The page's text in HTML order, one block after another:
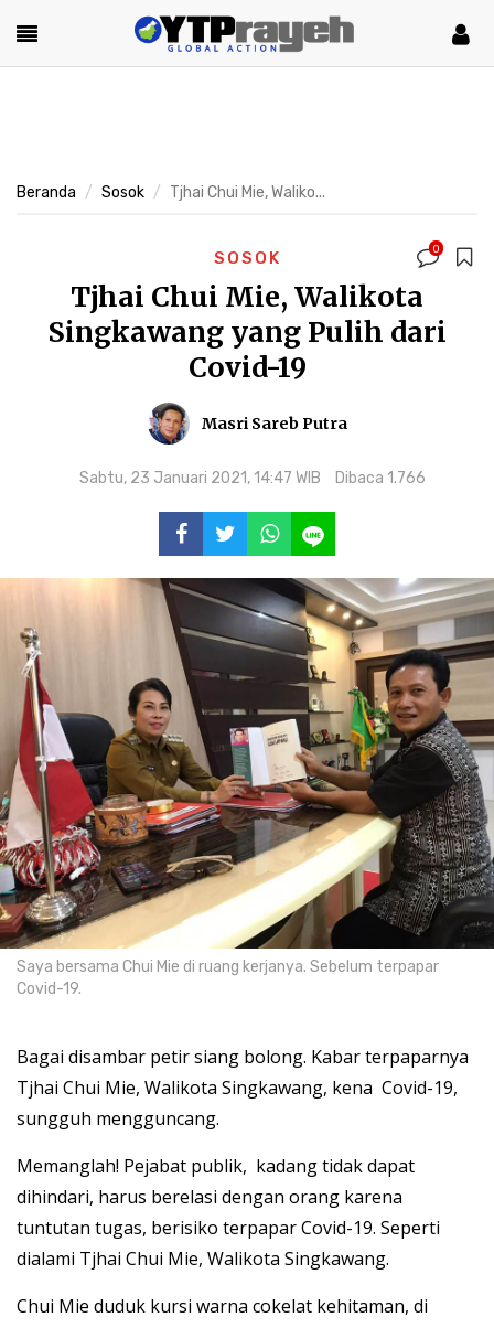
Beranda Sosok Tjhai Chui Mie, Waliko...
SOSOK 0
Tjhai Chui Mie, Walikota
Singkawang yang Pulih dari
Covid-19
Masri Sareb Putra
Sabtu, 23 Januari 2021, 14:47 WIB Dibaca 1.766
Saya bersama Chui Mie di ruang kerjanya. Sebelum terpapar
Covid-19.
Bagai disambar petir siang bolong. Kabar terpaparnya
Tjhai Chui Mie, Walikota Singkawang, kena Covid-19,
sungguh mengguncang.
Memanglah! Pejabat publik, kadang tidak dapat
dihindari, harus berelasi dengan orang karena
tuntutan tugas, berisiko terpapar Covid-19. Seperti
dialami Tjhai Chui Mie, Walikota Singkawang.
Chui Mie duduk kursi warna cokelat kehitaman, di